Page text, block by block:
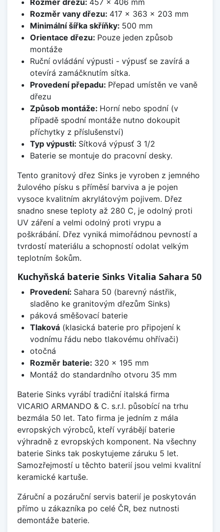
Rozměr vany dřezu: 417 x 363 x 203 mm
Minimální šířka skříňky: 500 mm
Orientace dřezu: Pouze jeden způsob
montáže
Ruční ovládání výpusti - výpusť se zavírá a
otevírá zamáčknutím sítka.
Provedení přepadu: Přepad umístěn ve vaně
dřezu
Způsob montáže: Horní nebo spodní (v
případě spodní montáže nutno dokoupit
příchytky z příslušenství)
Typ výpusti: Sítková výpusť 3 1/2
Baterie se montuje do pracovní desky.
Tento granitový dřez Sinks je vyroben z jemného
žulového písku s příměsí barviva a je pojen
vysoce kvalitním akrylátovým pojivem. Dřez
snadno snese teploty až 280 C, je odolný proti
UV záření a velmi odolný proti vrypu a
poškrábání. Dřez vyniká mimořádnou pevností a
tvrdostí materiálu a schopností odolat velkým
teplotním šokům.
Kuchyňská baterie Sinks Vitalia Sahara 50
Provedení: Sahara 50 (barevný nástřik,
sladěno ke granitovým dřezům Sinks)
páková směšovací baterie
Tlaková(klasická baterie pro připojení k
vodnímu řádu nebo tlakovému ohřívači)
otočná
Rozměr baterie: 320 x 195 mm
Montáž do standardního otvoru 35 mm
Baterie Sinks vyrábí tradiční italská firma
VICARIO ARMANDO & C. s.r.l. působící na trhu
bezmála 50 let. Tato firma je jedním z mála
evropských výrobců, kteří vyrábějí baterie
výhradně z evropských komponent. Na všechny
baterie Sinks tak poskytujeme záruku 5 let.
Samozřejmostí u těchto baterií jsou velmi kvalitní
keramické kartuše.
Záruční a pozáruční servis baterií je poskytován
přímo u zákazníka po celé ČR, bez nutnosti
demontáže baterie.